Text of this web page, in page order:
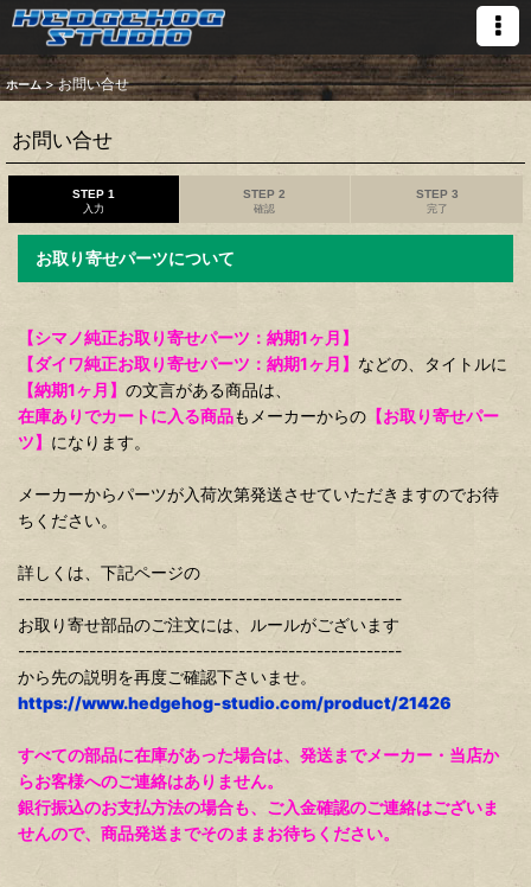
ホーム > お問い合せ
お問い合せ
STEP 1
入力
STEP 2
確認
STEP 3
完了
お取り寄せパーツについて
【シマノ純正お取り寄せパーツ：納期1ヶ月】
【ダイワ純正お取り寄せパーツ：納期1ヶ月】 などの、タイトルに
【納期1ヶ月】 の文言がある商品は、
在庫ありでカートに入る商品もメーカーからの 【お取り寄せパー
ツ】 になります。
メーカーからパーツが入荷次第発送させていただきますのでお待
ちください。
詳しくは、下記ページの
------------------------------------------------------
お取り寄せ部品のご注文には、ルールがございます
------------------------------------------------------
から先の説明を再度ご確認下さいませ。
https://www.hedgehog-studio.com/product/21426
すべての部品に在庫があった場合は、発送までメーカー・当店か
らお客様へのご連絡はありません。
銀行振込のお支払方法の場合も、ご入金確認のご連絡はございま
せんので、商品発送までそのままお待ちください。